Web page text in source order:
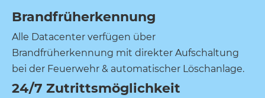
Brandfrüherkennung
Alle Datacenter verfügen über
Brandfrüherkennung mit direkter Aufschaltung
bei der Feuerwehr & automatischer Löschanlage.
24/7 Zutrittsmöglichkeit